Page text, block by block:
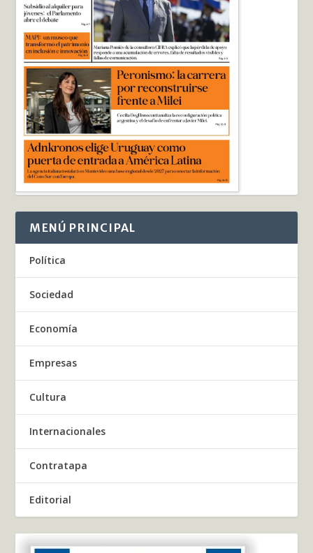
MENÚ PRINCIPAL
Política
Sociedad
Economía
Empresas
Cultura
Internacionales
Contratapa
Editorial